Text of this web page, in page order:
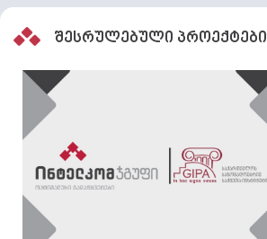
შესრულებული პროექტები